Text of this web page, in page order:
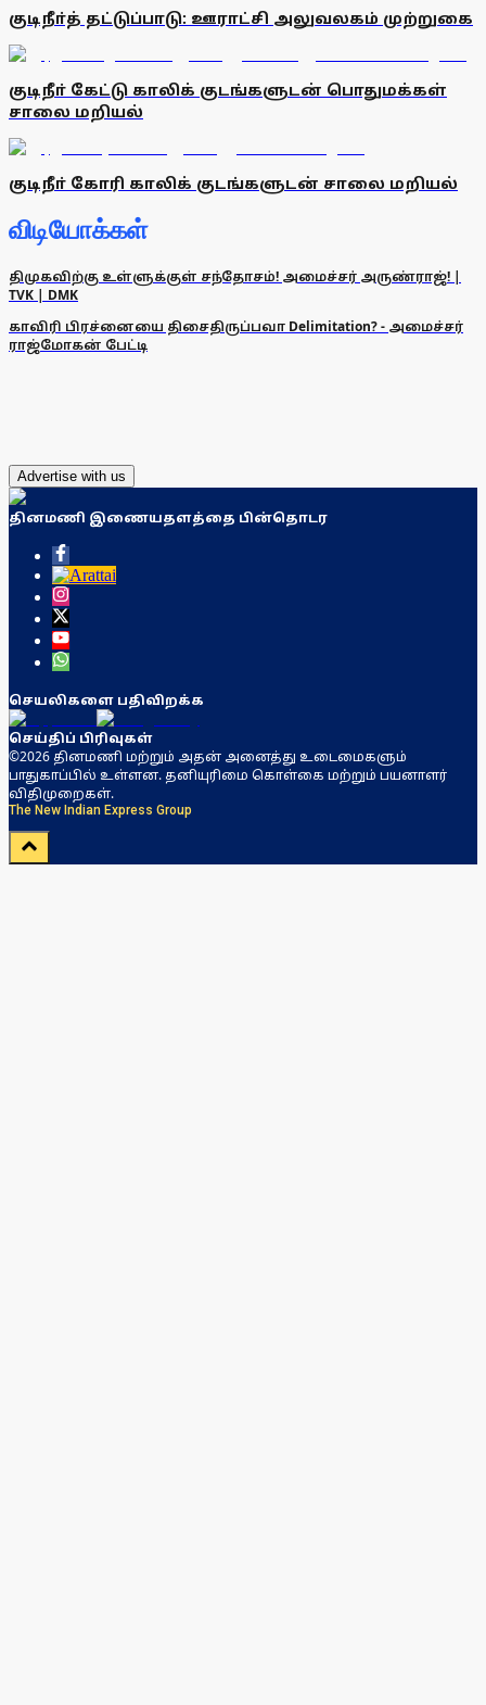
குடிநீா்த் தட்டுப்பாடு: ஊராட்சி அலுவலகம் முற்றுகை
குடிநீா் கேட்டு காலிக் குடங்களுடன் பொதுமக்கள்
சாலை மறியல்
குடிநீா் கோரி காலிக் குடங்களுடன் சாலை மறியல்
விடியோக்கள்
திமுகவிற்கு உள்ளுக்குள் சந்தோசம்! அமைச்சர் அருண்ராஜ்! |
TVK | DMK
காவிரி பிரச்னையை திசைதிருப்பவா Delimitation? - அமைச்சர்
ராஜ்மோகன் பேட்டி
Advertise with us
தினமணி இணையதளத்தை பின்தொடர
செயலிகளை பதிவிறக்க
செய்திப் பிரிவுகள்
©2026 தினமணி மற்றும் அதன் அனைத்து உடைமைகளும்
பாதுகாப்பில் உள்ளன. தனியுரிமை கொள்கை மற்றும் பயனாளர்
விதிமுறைகள்.
The New Indian Express Group